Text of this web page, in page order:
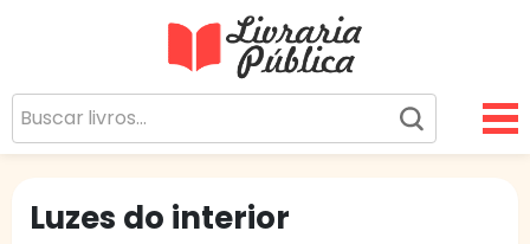
Sua Biblioteca Virtual Gratuita
Luzes do interior